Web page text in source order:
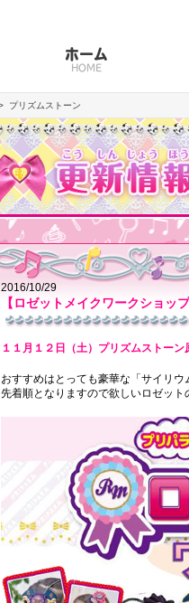
ホーム
HOME
プリズムストーン
2016/10/29
【ロゼットメイクワークショップ
１１月１２日（土）プリズムストー
おすすめはとっても豪華な「サイリ
先着順となりますので欲しいロゼット